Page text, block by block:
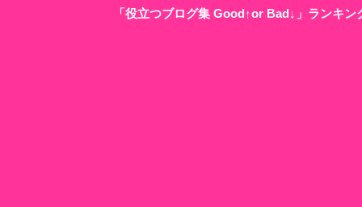
「役立つブログ集 Good↑or Bad↓」ランキ